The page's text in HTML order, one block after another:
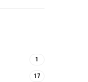
1
17